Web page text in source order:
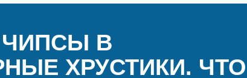
ЧИПСЫ В
ХРУСТИКИ. ЧТО